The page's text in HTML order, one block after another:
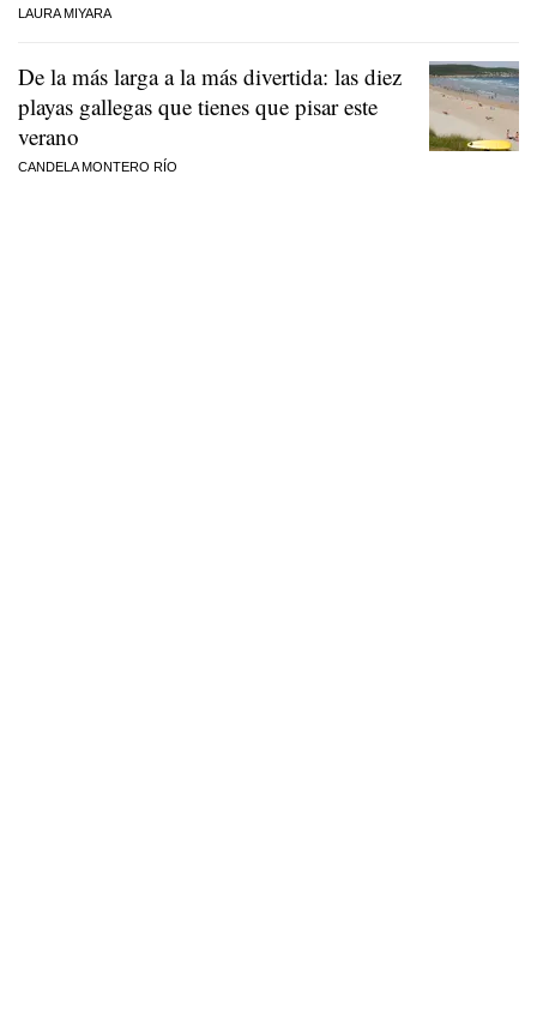
LAURA MIYARA
De la más larga a la más divertida: las diez
playas gallegas que tienes que pisar este
verano
CANDELA MONTERO RÍO